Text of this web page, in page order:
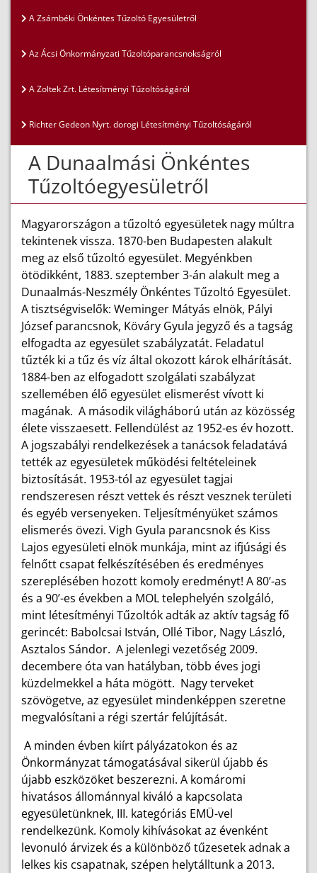
A Zsámbéki Önkéntes Tűzoltó Egyesületről
Az Ácsi Önkormányzati Tűzoltóparancsnokságról
A Zoltek Zrt. Létesítményi Tűzoltóságáról
Richter Gedeon Nyrt. dorogi Létesítményi Tűzoltóságáról
A Dunaalmási Önkéntes
Tűzoltóegyesületről
Magyarországon a tűzoltó egyesületek nagy múltra
tekintenek vissza. 1870-ben Budapesten alakult
meg az első tűzoltó egyesület. Megyénkben
ötödikként, 1883. szeptember 3-án alakult meg a
Dunaalmás-Neszmély Önkéntes Tűzoltó Egyesület.
A tisztségviselők: Weminger Mátyás elnök, Pályi
József parancsnok, Köváry Gyula jegyző és a tagság
elfogadta az egyesület szabályzatát. Feladatul
tűzték ki a tűz és víz által okozott károk elhárítását.
1884-ben az elfogadott szolgálati szabályzat
szellemében élő egyesület elismerést vívott ki
magának. A második világháború után az közösség
élete visszaesett. Fellendülést az 1952-es év hozott.
A jogszabályi rendelkezések a tanácsok feladatává
tették az egyesületek működési feltételeinek
biztosítását. 1953-tól az egyesület tagjai
rendszeresen részt vettek és részt vesznek területi
és egyéb versenyeken. Teljesítményüket számos
elismerés övezi. Vigh Gyula parancsnok és Kiss
Lajos egyesületi elnök munkája, mint az ifjúsági és
felnőtt csapat felkészítésében és eredményes
szereplésében hozott komoly eredményt! A 80’-as
és a 90’-es években a MOL telephelyén szolgáló,
mint létesítményi Tűzoltók adták az aktív tagság fő
gerincét: Babolcsai István, Ollé Tibor, Nagy László,
Asztalos Sándor. A jelenlegi vezetőség 2009.
decembere óta van hatályban, több éves jogi
küzdelmekkel a háta mögött. Nagy terveket
szövögetve, az egyesület mindenképpen szeretne
megvalósítani a régi szertár felújítását.
A minden évben kiírt pályázatokon és az
Önkormányzat támogatásával sikerül újabb és
újabb eszközöket beszerezni. A komáromi
hivatásos állománnyal kiváló a kapcsolata
egyesületünknek, III. kategóriás EMÜ-vel
rendelkezünk. Komoly kihívásokat az évenként
levonuló árvizek és a különböző tűzesetek adnak a
lelkes kis csapatnak, szépen helytálltunk a 2013.